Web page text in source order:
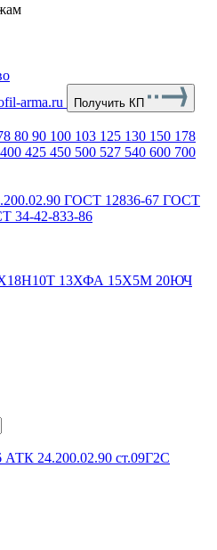
arma.ru Получить КП
80 90 100 103 125 130 150 178
400 425 450 500 527 540 600 700
ГОСТ 12836-67 ГОСТ
34-42-833-86
13ХФА 15Х5М 20ЮЧ
АТК 24.200.02.90 ст.09Г2С